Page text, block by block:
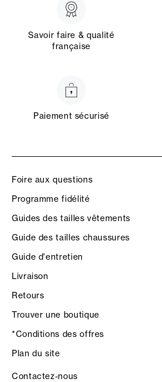
Savoir faire & qualité
française
Paiement sécurisé
Foire aux questions
Programme fidélité
Guides des tailles vêtements
Guide des tailles chaussures
Guide d'entretien
Livraison
Retours
Trouver une boutique
*Conditions des offres
Plan du site
Contactez-nous